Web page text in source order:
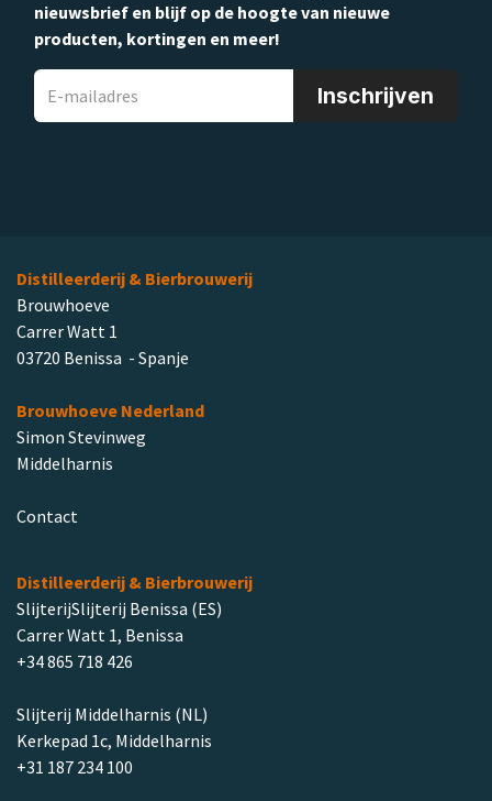
nieuwsbrief en blijf op de hoogte van nieuwe
producten, kortingen en meer!
Inschrijven
Distilleerderij & Bierbrouwerij
Brouwhoeve
Carrer Watt 1
03720 Benissa - Spanje
Brouwhoeve Nederland
Simon Stevinweg
Middelharnis
Contact
Distilleerderij & Bierbrouwerij
SlijterijSlijterij Benissa (ES)
Carrer Watt 1, Benissa
+34 865 718 426
Slijterij Middelharnis (NL)
Kerkepad 1c, Middelharnis
+31 187 234 100